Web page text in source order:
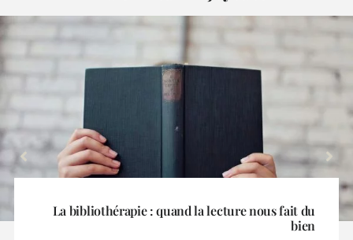
La Grande Odyssée fait escale à La Toussuire